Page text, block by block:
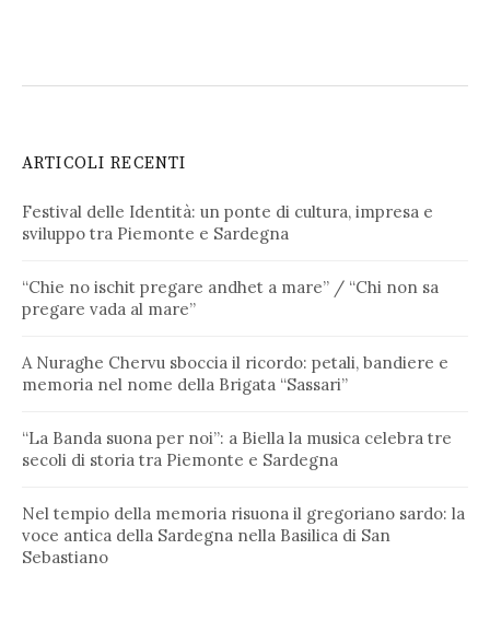
ARTICOLI RECENTI
Festival delle Identità: un ponte di cultura, impresa e
sviluppo tra Piemonte e Sardegna
“Chie no ischit pregare andhet a mare” / “Chi non sa
pregare vada al mare”
A Nuraghe Chervu sboccia il ricordo: petali, bandiere e
memoria nel nome della Brigata “Sassari”
“La Banda suona per noi”: a Biella la musica celebra tre
secoli di storia tra Piemonte e Sardegna
Nel tempio della memoria risuona il gregoriano sardo: la
voce antica della Sardegna nella Basilica di San
Sebastiano